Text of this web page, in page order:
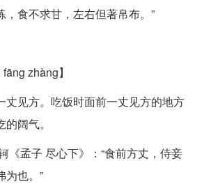
，食不求甘，左右但著帛布。”
zhàng】
丈见方。吃饭时面前一丈见方的地方
阔气。
《孟子 尽心下》：“食前方丈，侍妾
为也。”